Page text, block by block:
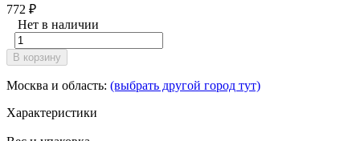
772 ₽
Нет в наличии
В корзину
Москва и область: (выбрать другой город тут)
Характеристики